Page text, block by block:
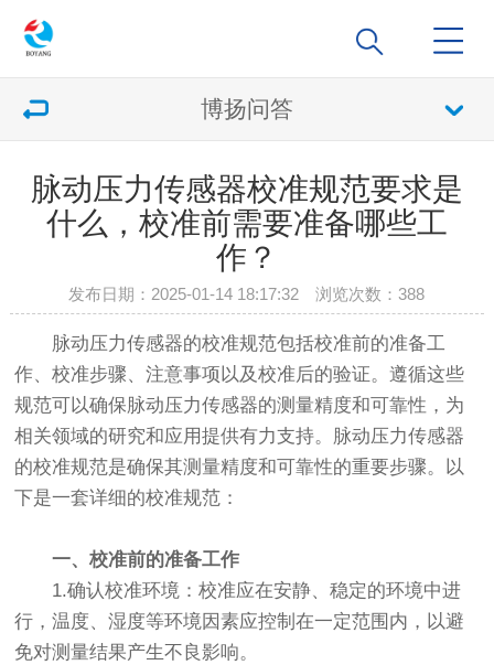
博扬问答
脉动压力传感器校准规范要求是
什么，校准前需要准备哪些工
作？
发布日期：2025-01-14 18:17:32 浏览次数：388
脉动压力传感器的校准规范包括校准前的准备工
作、校准步骤、注意事项以及校准后的验证。遵循这些
规范可以确保脉动压力传感器的测量精度和可靠性，为
相关领域的研究和应用提供有力支持。脉动压力传感器
的校准规范是确保其测量精度和可靠性的重要步骤。以
下是一套详细的校准规范：
一、校准前的准备工作
1‌.确认校准环境‌：校准应在安静、稳定的环境中进
行，温度、湿度等环境因素应控制在一定范围内，以避
免对测量结果产生不良影响。